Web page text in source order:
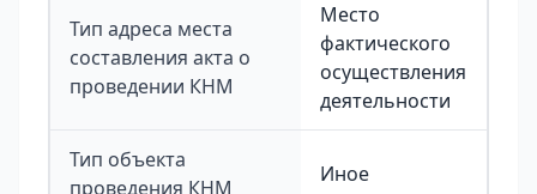
Тип адреса места
составления акта о
проведении КНМ
Место
фактического
осуществления
деятельности
Тип объекта
проведения КНМ
Иное